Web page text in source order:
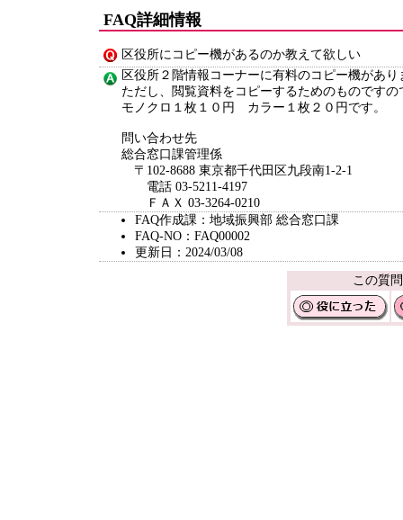
FAQ詳細情報
区役所にコピー機があるのか教えて欲しい
区役所２階情報コーナーに有料のコピー機があり
ただし、閲覧資料をコピーするためのものです
モノクロ１枚１０円 カラー１枚２０円です。
問い合わせ先
総合窓口課管理係
〒102-8688 東京都千代田区九段南1-2-1
電話 03-5211-4197
ＦＡＸ 03-3264-0210
FAQ作成課：地域振興部 総合窓口課
FAQ-NO：FAQ00002
更新日：2024/03/08
この質